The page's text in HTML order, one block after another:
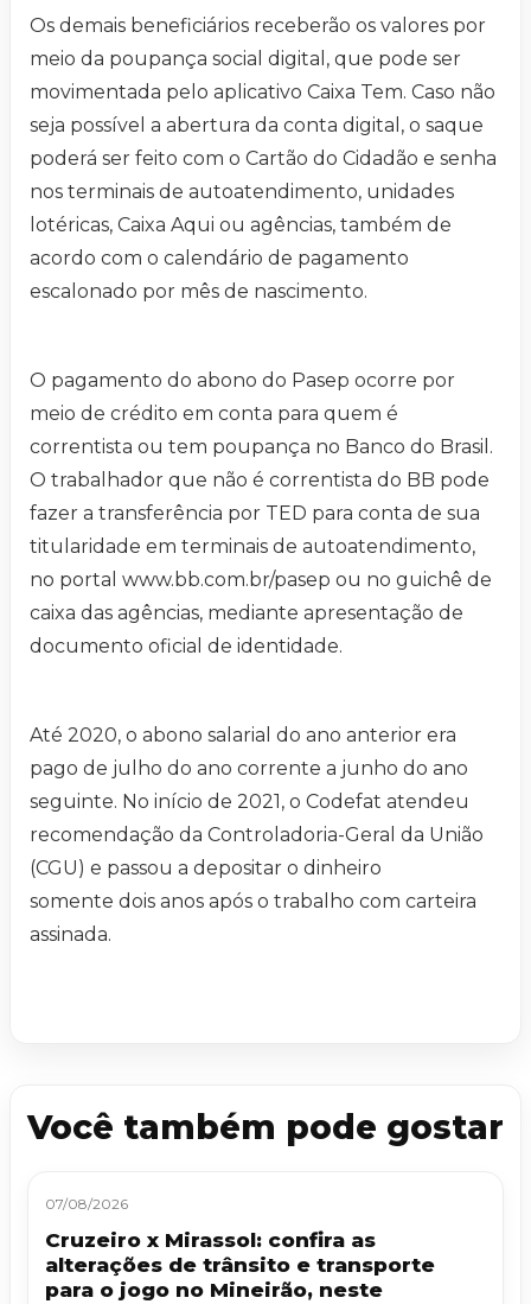
Os demais beneficiários receberão os valores por
meio da poupança social digital, que pode ser
movimentada pelo aplicativo Caixa Tem. Caso não
seja possível a abertura da conta digital, o saque
poderá ser feito com o Cartão do Cidadão e senha
nos terminais de autoatendimento, unidades
lotéricas, Caixa Aqui ou agências, também de
acordo com o calendário de pagamento
escalonado por mês de nascimento.
O pagamento do abono do Pasep ocorre por
meio de crédito em conta para quem é
correntista ou tem poupança no Banco do Brasil.
O trabalhador que não é correntista do BB pode
fazer a transferência por TED para conta de sua
titularidade em terminais de autoatendimento,
no portal www.bb.com.br/pasep ou no guichê de
caixa das agências, mediante apresentação de
documento oficial de identidade.
Até 2020, o abono salarial do ano anterior era
pago de julho do ano corrente a junho do ano
seguinte. No início de 2021, o Codefat atendeu
recomendação da Controladoria-Geral da União
(CGU) e passou a depositar o dinheiro
somente dois anos após o trabalho com carteira
assinada.
Você também pode gostar
07/08/2026
Cruzeiro x Mirassol: confira as
alterações de trânsito e transporte
para o jogo no Mineirão, neste